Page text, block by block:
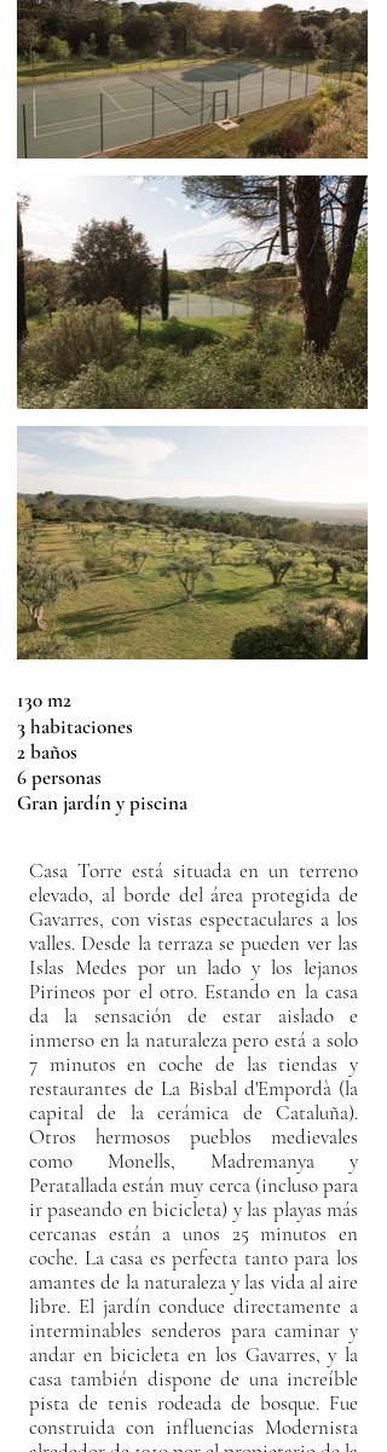
130 m2
3habitaciones
2 baños
6 personas
Gran jardín y piscina
Casa Torre está situada en un terreno
elevado, al borde del área protegida de
Gavarres, con vistas espectaculares a los
valles. Desde la terraza se pueden ver las
Islas Medes por un lado y los lejanos
Pirineos por el otro. Estando en la casa
da la sensación de estar aislado e
inmerso en la naturaleza pero está a solo
7 minutos en coche de las tiendas y
restaurantes de La Bisbal d'Empordà (la
capital de la cerámica de Cataluña).
Otros hermosos pueblos medievales
como Monells, Madremanya y
Peratallada están muy cerca (incluso para
ir paseando en bicicleta) y las playas más
cercanas están a unos 25 minutos en
coche. La casa es perfecta tanto para los
amantes de la naturaleza y las vida al aire
libre. El jardín conduce directamente a
interminables senderos para caminar y
andar en bicicleta en los Gavarres, y la
casa también dispone de una increíble
pista de tenis rodeada de bosque. Fue
construida con influencias Modernista